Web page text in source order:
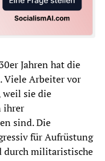
Jahren hat die
Viele Arbeiter vor
weil sie die
ihrer
sind. Die
für Aufrüstung
durch militaristische